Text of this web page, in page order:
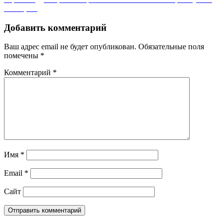
Добавить комментарий
Ваш адрес email не будет опубликован. Обязательные поля
помечены *
Комментарий *
Имя *
Email *
Сайт